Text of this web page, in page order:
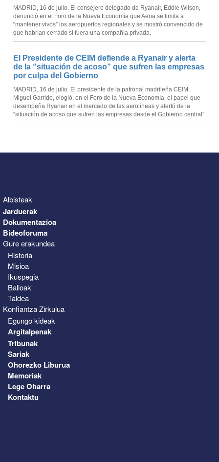
MADRID, 16 de julio. El consejero delegado de Ryanair, Eddie Wilson,
denunció en el Foro de la Nueva Economía que Aena se limita a
“mantener vivos” los aeropuertos regionales y se mostró convencido de
que habrían cerrado si fuera una compañía privada.
El Presidente de CEIM defiende a Ryanair y alerta
de la “situación de acoso” que sufren las empresas
por culpa del Gobierno
MADRID, 16 de julio. El presidente de la patronal madrileña CEIM,
Miguel Garrido, elogió, en el Foro de la Nueva Economía, el papel que
desempeña Ryanair en el mercado de las aerolíneas y alertó de la
“situación de acoso que sufren las empresas desde el Gobierno central”.
Albisteak
Jarduerak
Dokumentazioa
Bideoforuma
Gure erakundea
Historia
Misioa
Ikuspegia
Balioak
Taldea
Konfiantza Zirkulua
Egungo kideak
Argitalpenak
Tribunak
Sariak
Ohorezko Liburua
Memoriak
Lege Oharra
Kontaktu